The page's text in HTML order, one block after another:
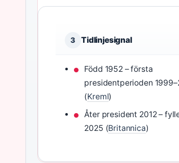
3 Tidlinjesignal
Född 1952 – första
presidentperioden
(Kreml)
Åter president 2012 –
2025 (Britannica)